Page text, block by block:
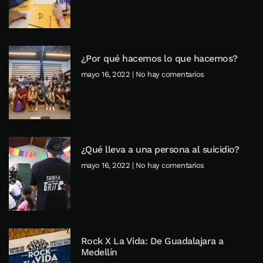
¿Por qué hacemos lo que hacemos?
mayo 16, 2022 No hay comentarios
¿Qué lleva a una persona al suicidio?
mayo 16, 2022 No hay comentarios
Rock X La Vida: De Guadalajara a
Medellín